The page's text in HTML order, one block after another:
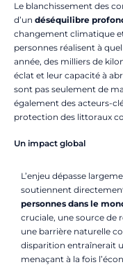
Le blanchissement des
d’un déséquilibre
changement climatique
personnes réalisent à
année, des milliers de
éclat et leur capacité à
sont pas seulement de
également des acteurs-
protection des littoraux
Un impact global
L’enjeu dépasse
soutiennent
personnes dans le
cruciale, une source de
une barrière naturelle
disparition entraînerait
menaçant à la fois